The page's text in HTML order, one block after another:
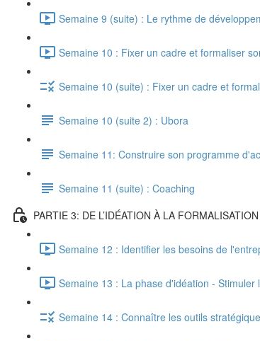
Semaine 9 (suite) : Le rythme de
Semaine 10 : Fixer un cadre et formaliser
Semaine 10 (suite) : Fixer un cadre et
Semaine 10 (suite 2) : Ubora
Semaine 11: Construire son programme
Semaine 11 (suite) : Coaching
PARTIE 3: DE L’IDÉATION À LA
Semaine 12 : Identifier les besoins de
Semaine 13 : La phase d'idéation - Stimuler
Semaine 14 : Connaître les outils